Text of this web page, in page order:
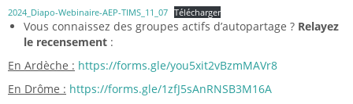
2024_Diapo-Webinaire-AEP-TIMS_11_07 Télécharger
Vous connaissez des groupes actifs d’autopartage ? Relayez
le recensement :
En Ardèche : https://forms.gle/you5xit2vBzmMAVr8
En Drôme : https://forms.gle/1zfJ5sAnRNSB3M16A